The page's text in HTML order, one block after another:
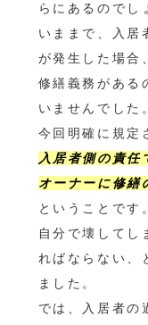
らにあるのでし
いままで、入居
が発生した場合
修繕義務がある
いませんでした
今回明確に規定
入居者側の責任
オーナーに修繕
ということです
自分で壊してし
ればならない、
ました。
では、入居者の